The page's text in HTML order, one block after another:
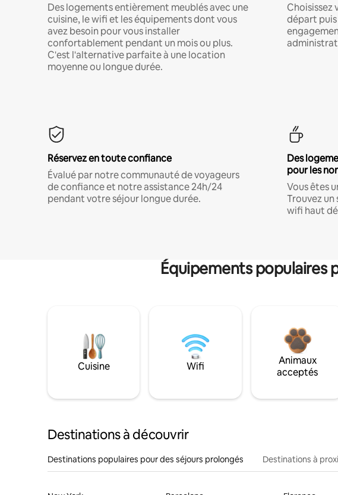
Des logements entièrement meublés avec une
cuisine, le wifi et les équipements dont vous
avez besoin pour vous installer
confortablement pendant un mois ou plus.
C'est l'alternative parfaite à une location
moyenne ou longue durée.
Choisissez
départ puis
Réservez en toute confiance
Évalué par notre communauté de voyageurs
de confiance et notre assistance 24h/24
pendant votre séjour longue durée.
Des
pour les
Vous êtes
Trouvez un
wifi haut
Équipements populaires
Cuisine Wifi
Animaux
acceptés
Destinations à découvrir
Destinations populaires pour des séjours prolongés Destinations à